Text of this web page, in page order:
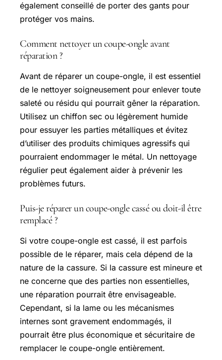
également conseillé de porter des gants pour
protéger vos mains.
Comment nettoyer un coupe-ongle avant
réparation ?
Avant de réparer un coupe-ongle, il est essentiel
de le nettoyer soigneusement pour enlever toute
saleté ou résidu qui pourrait gêner la réparation.
Utilisez un chiffon sec ou légèrement humide
pour essuyer les parties métalliques et évitez
d’utiliser des produits chimiques agressifs qui
pourraient endommager le métal. Un nettoyage
régulier peut également aider à prévenir les
problèmes futurs.
Puis-je réparer un coupe-ongle cassé ou doit-il être
remplacé ?
Si votre coupe-ongle est cassé, il est parfois
possible de le réparer, mais cela dépend de la
nature de la cassure. Si la cassure est mineure et
ne concerne que des parties non essentielles,
une réparation pourrait être envisageable.
Cependant, si la lame ou les mécanismes
internes sont gravement endommagés, il
pourrait être plus économique et sécuritaire de
remplacer le coupe-ongle entièrement.